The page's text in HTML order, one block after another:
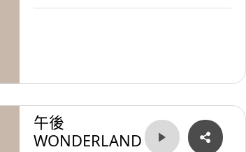
午後
WONDERLAND